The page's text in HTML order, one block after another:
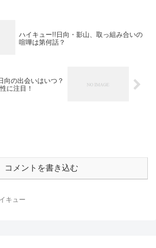
ハイキュー!!日向・影山、取っ組み合いの
喧嘩は第何話？
向の出会いはいつ？
に注目！
コメントを書き込む
キュー